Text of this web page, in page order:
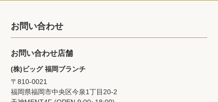
お問い合わせ
お問い合わせ店舗
(株)ビッグ 福岡ブランチ
〒810-0021
福岡県福岡市中央区今泉1丁目20‐2